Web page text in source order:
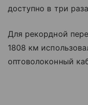
доступно в три
Для рекордной
1808 км
оптоволоконный